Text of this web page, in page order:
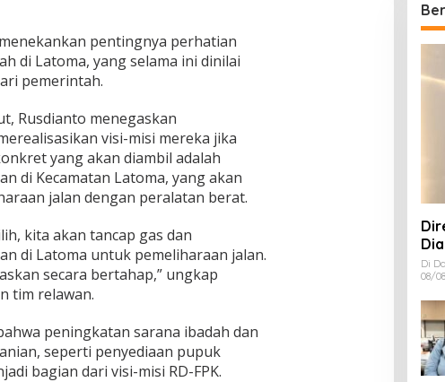
pentingnya perhatian
di Latoma, yang selama ini dinilai
pemerintah.
Rusdianto menegaskan
visi-misi mereka jika
yang akan diambil adalah
di Kecamatan Latoma, yang akan
jalan dengan peralatan berat.
kita akan tancap gas dan
di Latoma untuk pemeliharaan jalan.
secara bertahap,” ungkap
tim relawan.
peningkatan sarana ibadah dan
seperti penyediaan pupuk
bagian dari visi-misi RD-FPK.
Di
08/